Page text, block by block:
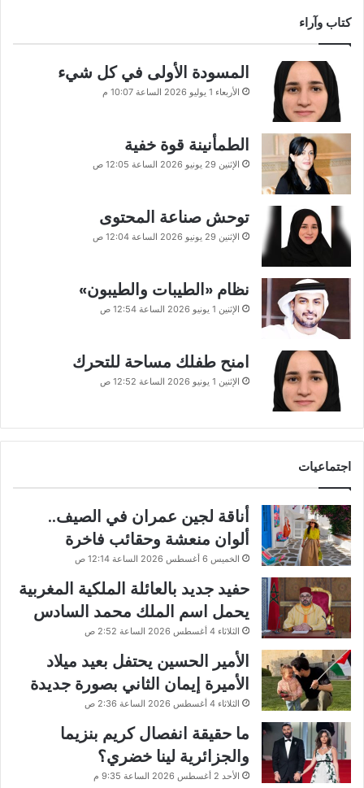
كتاب وآراء
المسودة الأولى في كل شيء
الأربعاء 1 يوليو 2026 الساعة 10:07 م
الطمأنينة قوة خفية
الإثنين 29 يونيو 2026 الساعة 12:05 ص
توحش صناعة المحتوى
الإثنين 29 يونيو 2026 الساعة 12:04 ص
نظام «الطيبات والطيبون»
الإثنين 1 يونيو 2026 الساعة 12:54 ص
امنح طفلك مساحة للتحرك
الإثنين 1 يونيو 2026 الساعة 12:52 ص
اجتماعيات
أناقة لجين عمران في الصيف..
ألوان منعشة وحقائب فاخرة
الخميس 6 أغسطس 2026 الساعة 12:14 ص
حفيد جديد بالعائلة الملكية المغربية
يحمل اسم الملك محمد السادس
الثلاثاء 4 أغسطس 2026 الساعة 2:52 ص
الأمير الحسين يحتفل بعيد ميلاد
الأميرة إيمان الثاني بصورة جديدة
الثلاثاء 4 أغسطس 2026 الساعة 2:36 ص
ما حقيقة انفصال كريم بنزيما
والجزائرية لينا خضري؟
الأحد 2 أغسطس 2026 الساعة 9:35 م